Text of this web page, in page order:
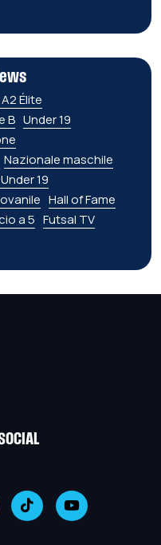
Élite
B Under 19
Nazionale maschile
19
Hall of Fame
a 5 Futsal TV